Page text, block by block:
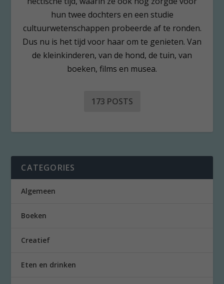
hun twee dochters en een studie
cultuurwetenschappen probeerde af te ronden.
Dus nu is het tijd voor haar om te genieten. Van
de kleinkinderen, van de hond, de tuin, van
boeken, films en musea.
173 POSTS
CATEGORIES
Algemeen
Boeken
Creatief
Eten en drinken